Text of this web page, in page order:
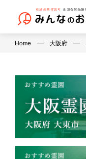
Home 大阪府